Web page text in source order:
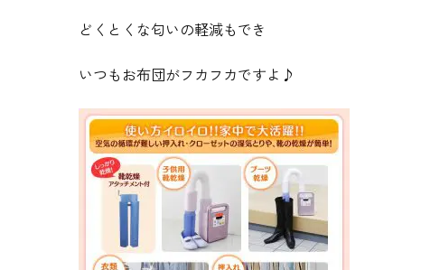
どくとくな匂いの軽減もでき
いつもお布団がフカフカですよ♪